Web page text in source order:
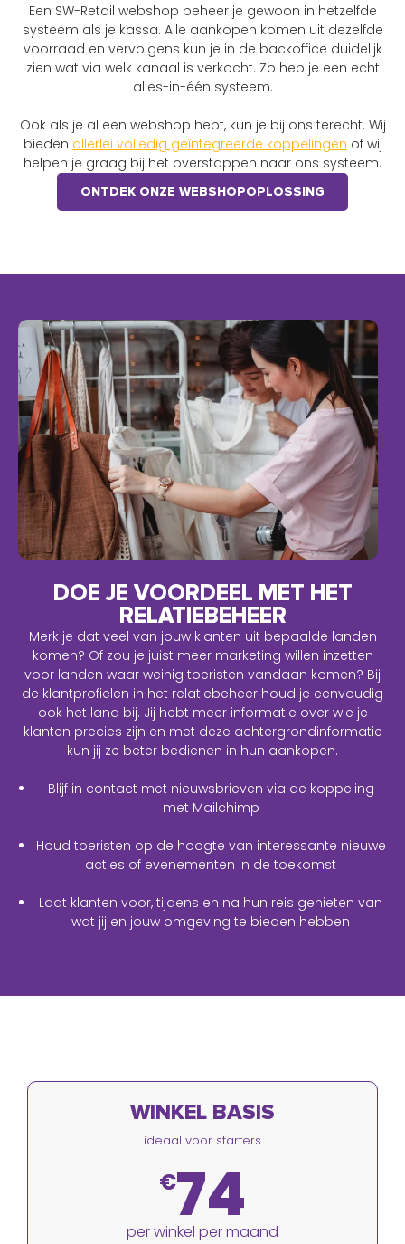
Een SW-Retail webshop beheer je gewoon in hetzelfde
systeem als je kassa. Alle aankopen komen uit dezelfde
voorraad en vervolgens kun je in de backoffice duidelijk
zien wat via welk kanaal is verkocht. Zo heb je een echt
alles-in-één systeem.
Ook als je al een webshop hebt, kun je bij ons terecht. Wij
bieden allerlei volledig geïntegreerde koppelingen of wij
helpen je graag bij het overstappen naar ons systeem.
ONTDEK ONZE WEBSHOPOPLOSSING
DOE JE VOORDEEL MET HET
RELATIEBEHEER
Merk je dat veel van jouw klanten uit bepaalde landen
komen? Of zou je juist meer marketing willen inzetten
voor landen waar weinig toeristen vandaan komen? Bij
de klantprofielen in het relatiebeheer houd je eenvoudig
ook het land bij. Jij hebt meer informatie over wie je
klanten precies zijn en met deze achtergrondinformatie
kun jij ze beter bedienen in hun aankopen.
Blijf in contact met nieuwsbrieven via de koppeling
met Mailchimp
Houd toeristen op de hoogte van interessante nieuwe
acties of evenementen in de toekomst
Laat klanten voor, tijdens en na hun reis genieten van
wat jij en jouw omgeving te bieden hebben
WINKEL BASIS
ideaal voor starters
€74
per winkel per maand